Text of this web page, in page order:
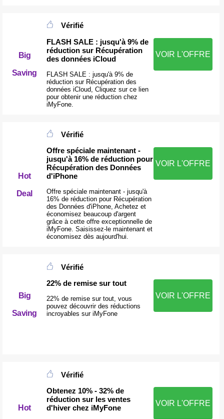
Big
Saving
Vérifié
FLASH SALE : jusqu'à 9% de
réduction sur Récupération
des données iCloud
FLASH SALE : jusqu'à 9% de
réduction sur Récupération des
données iCloud, Cliquez sur ce lien
pour obtenir une réduction chez
iMyFone.
VOIR L'OFFRE
Hot
Deal
Vérifié
Offre spéciale maintenant -
jusqu'à 16% de réduction pour
Récupération des Données
d'iPhone
Offre spéciale maintenant - jusqu'à
16% de réduction pour Récupération
des Données d'iPhone, Achetez et
économisez beaucoup d'argent
grâce à cette offre exceptionnelle de
iMyFone. Saisissez-le maintenant et
économisez dès aujourd'hui.
VOIR L'OFFRE
Big
Saving
Vérifié
22% de remise sur tout
22% de remise sur tout, vous
pouvez découvrir des réductions
incroyables sur iMyFone
VOIR L'OFFRE
Hot
Vérifié
Obtenez 10% - 32% de
réduction sur les ventes
d'hiver chez iMyFone
VOIR L'OFFRE